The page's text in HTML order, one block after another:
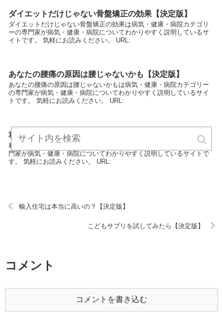
ダイエットだけじゃない骨盤矯正の効果【決定版】
ダイエットだけじゃない骨盤矯正の効果は病気・健康・病院カテゴリ
ーの専門家が病気・健康・病院についてわかりやすく説明しているサ
イトです。 気軽にお読みください。 URL:
あなたの腰痛の原因は腰じゃないかも【決定版】
あなたの腰痛の原因は腰じゃないかもは病気・健康・病院カテゴリー
の専門家が病気・健康・病院についてわかりやすく説明しているサイ
トです。 気軽にお読みください。 URL:
私が病気から復活した５つの秘密【決定版】
私が病気から復活した５つの秘密は病気・健康・病院カテゴリーの専
門家が病気・健康・病院についてわかりやすく説明しているサイトで
す。 気軽にお読みください。 URL:
輸入住宅は本当に高いの？【決定版】
こどもサプリを試してみたら【決定版】
コメント
コメントを書き込む